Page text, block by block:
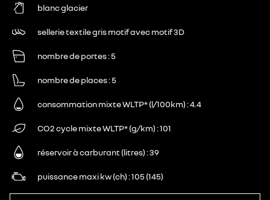
blanc glacier
sellerie textile gris motif avec motif 3D
nombre de portes 5
nombre de places 5
consommation mixte WLTP* (l/100km) 4.4
CO2 cycle mixte WLTP* (g/km) 101
réservoir à carburant (litres) 39
puissance maxi kw (ch) 105 (145)